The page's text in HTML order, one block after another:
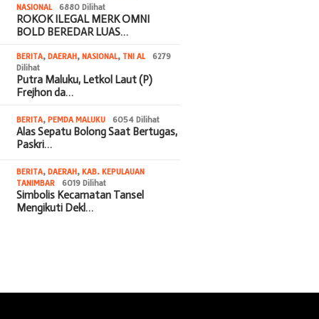
NASIONAL
6880 Dilihat
ROKOK ILEGAL MERK OMNI
BOLD BEREDAR LUAS…
BERITA,DAERAH,NASIONAL, TNI AL
6279
Dilihat
Putra Maluku, Letkol Laut (P)
Frejhon da…
BERITA,PEMDA MALUKU 6054 Dilihat
Alas Sepatu Bolong Saat Bertugas,
Paskri…
BERITA,DAERAH,KAB. KEPULAUAN
TANIMBAR
6019 Dilihat
Simbolis Kecamatan Tansel
Mengikuti Dekl…